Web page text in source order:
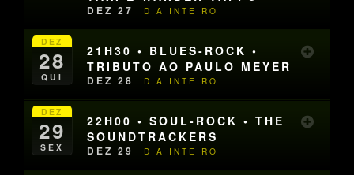
DEZ 27 DIA INTEIRO
DEZ
28
QUI
21H30 • BLUES-ROCK •
TRIBUTO AO PAULO MEYER
DEZ 28 DIA INTEIRO
DEZ
29
SEX
22H00 • SOUL-ROCK • THE
SOUNDTRACKERS
DEZ 29 DIA INTEIRO